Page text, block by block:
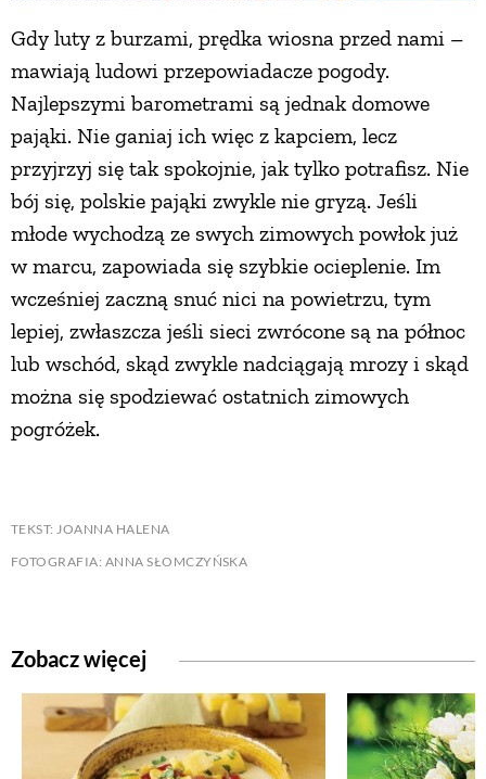
Gdy luty z burzami, prędka wiosna przed nami –
mawiają ludowi przepowiadacze pogody.
Najlepszymi barometrami są jednak domowe
pająki. Nie ganiaj ich więc z kapciem, lecz
przyjrzyj się tak spokojnie, jak tylko potrafisz. Nie
bój się, polskie pająki zwykle nie gryzą. Jeśli
młode wychodzą ze swych zimowych powłok już
w marcu, zapowiada się szybkie ocieplenie. Im
wcześniej zaczną snuć nici na powietrzu, tym
lepiej, zwłaszcza jeśli sieci zwrócone są na północ
lub wschód, skąd zwykle nadciągają mrozy i skąd
można się spodziewać ostatnich zimowych
pogróżek.
TEKST: JOANNA HALENA
FOTOGRAFIA: ANNA SŁOMCZYŃSKA
Zobacz więcej